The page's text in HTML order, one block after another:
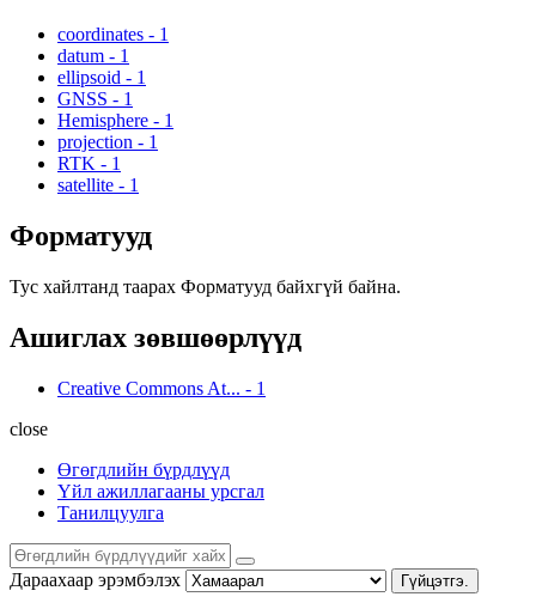
coordinates - 1
datum - 1
ellipsoid - 1
GNSS - 1
Hemisphere - 1
projection - 1
RTK - 1
satellite - 1
Форматууд
Тус хайлтанд таарах Форматууд байхгүй байна.
Ашиглах зөвшөөрлүүд
Creative Commons At... - 1
close
Өгөгдлийн бүрдлүүд
Үйл ажиллагааны урсгал
Танилцуулга
Дараахаар эрэмбэлэх Гүйцэтгэ.